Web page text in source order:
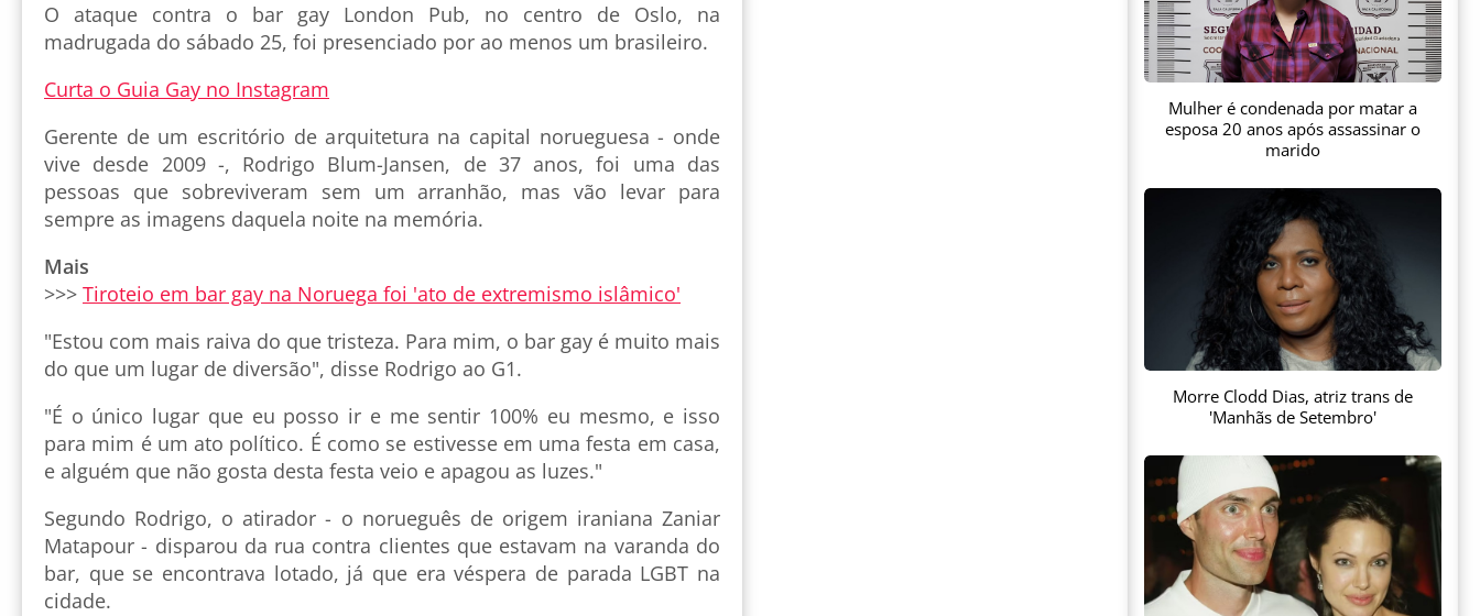
O ataque contra o bar gay London Pub, no centro de Oslo, na
madrugada do sábado 25, foi presenciado por ao menos um brasileiro.
Curta o Guia Gay no Instagram
Gerente de um escritório de arquitetura na capital norueguesa - onde
vive desde 2009 -, Rodrigo Blum-Jansen, de 37 anos, foi uma das
pessoas que sobreviveram sem um arranhão, mas vão levar para
sempre as imagens daquela noite na memória.
Mais
>>> Tiroteio em bar gay na Noruega foi 'ato de extremismo islâmico'
"Estou com mais raiva do que tristeza. Para mim, o bar gay é muito mais
do que um lugar de diversão", disse Rodrigo ao G1.
"É o único lugar que eu posso ir e me sentir 100% eu mesmo, e isso
para mim é um ato político. É como se estivesse em uma festa em casa,
e alguém que não gosta desta festa veio e apagou as luzes."
Segundo Rodrigo, o atirador - o norueguês de origem iraniana Zaniar
Matapour - disparou da rua contra clientes que estavam na varanda do
bar, que se encontrava lotado, já que era véspera de parada LGBT na
cidade.
Mulher é condenada por matar a
esposa 20 anos após assassinar o
marido
Morre Clodd Dias, atriz trans de
'Manhãs de Setembro'